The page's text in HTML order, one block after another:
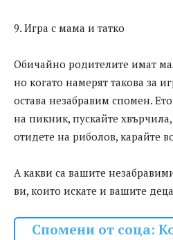
9. Игра с мама и татко
Обичайно родителите имат
но когато намерят такова за
остава незабравим спомен.
на пикник, пускайте
отидете на риболов, карайте
А какви са вашите
ви, които искате и вашите
Спомени от соца: